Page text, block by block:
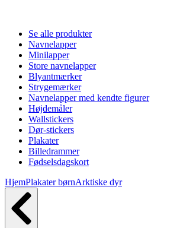
Se alle produkter
Navnelapper
Minilapper
Store navnelapper
Blyantmærker
Strygemærker
Navnelapper med kendte figurer
Højdemåler
Wallstickers
Dør-stickers
Plakater
Billedrammer
Fødselsdagskort
HjemPlakater børnArktiske dyr